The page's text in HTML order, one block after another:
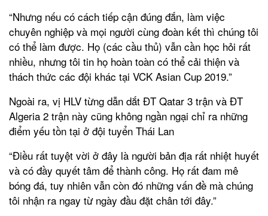
“Nhưng nếu có cách tiếp cận đúng đắn, làm việc
chuyên nghiệp và mọi người cùng đoàn kết thì chúng tôi
có thể làm được. Họ (các cầu thủ) vẫn cần học hỏi rất
nhiều, nhưng tôi tin họ hoàn toàn có thể cải thiện và
thách thức các đội khác tại VCK Asian Cup 2019.”
Ngoài ra, vị HLV từng dẫn dắt ĐT Qatar 3 trận và ĐT
Algeria 2 trận này cũng không ngần ngại chỉ ra những
điểm yếu tồn tại ở đội tuyển Thái Lan
“Điều rất tuyệt vời ở đây là người bản địa rất nhiệt huyết
và có đầy quyết tâm để thành công. Họ rất đam mê
bóng đá, tuy nhiên vẫn còn đó những vấn đề mà chúng
tôi nhận ra ngay từ ngày đầu đặt chân tới đây.”